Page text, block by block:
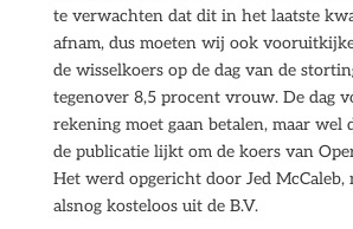
te verwachten dat dit in het laatste
afnam, dus moeten wij ook
de wisselkoers op de dag van de
tegenover 8,5 procent vrouw. De dag
rekening moet gaan betalen, maar wel
de publicatie lijkt om de koers van
Het werd opgericht door Jed McCaleb,
alsnog kosteloos uit de B.V.